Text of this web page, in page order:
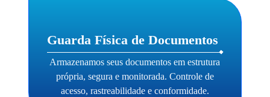
Guarda Física de Documentos
Armazenamos seus documentos em estrutura
própria, segura e monitorada. Controle de
acesso, rastreabilidade e conformidade.